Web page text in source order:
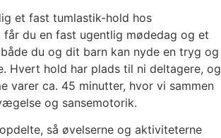
et fast tumlastik-hold hos
du en fast ugentlig mødedag og et
du og dit barn kan nyde en tryg og
Hvert hold har plads til ni deltagere, og
varer ca. 45 minutter, hvor vi sammen
og sansemotorik.
så øvelserne og aktiviteterne